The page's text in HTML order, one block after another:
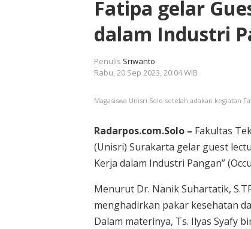
Fatipa gelar
dalam Industri
Penulis Sriwanto
Rabu, 20 Sep 2023, 20:04 WIB
Magasiswa Unisri Solo setelah adakan kegiatan
Radarpos.com.Solo – Fakultas
(Unisri) Surakarta gelar guest
Kerja dalam Industri Pangan”
Menurut Dr. Nanik Suhartatik,
menghadirkan pakar kesehatan
Dalam materinya, Ts. Ilyas Syafy